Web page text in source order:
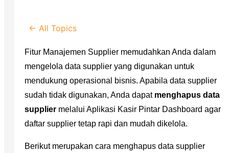
← All Topics
Fitur Manajemen Supplier memudahkan Anda dalam
mengelola data supplier yang digunakan untuk
mendukung operasional bisnis. Apabila data supplier
sudah tidak digunakan, Anda dapat menghapus data
supplier melalui Aplikasi Kasir Pintar Dashboard agar
daftar supplier tetap rapi dan mudah dikelola.
Berikut merupakan cara menghapus data supplier